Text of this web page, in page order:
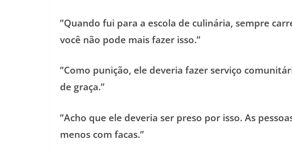
”Quando fui para a escola de culinária, sempre
você não pode mais fazer isso.”
”Como punição, ele deveria fazer serviço
de graça.”
”Acho que ele deveria ser preso por isso. As
menos com facas.”